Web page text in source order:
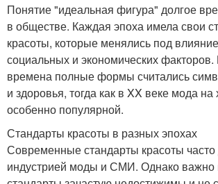
Понятие "идеальная фигура" долгое
в обществе. Каждая эпоха имела свои
красоты, которые менялись под
социальных и экономических
времена полные формы считались
и здоровья, тогда как в XX веке мода на
особенно популярной.
Стандарты красоты в разных эпохах
Современные стандарты красоты часто
индустрией моды и СМИ. Однако важно